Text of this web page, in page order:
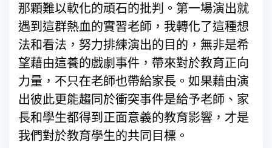
那顆難以軟化的頑石的批判。第一場演出就
遇到這群熱血的實習老師，我轉化了這種想
法和看法，努力排練演出的目的，無非是希
望藉由這養的戲劇事件，帶來對於教育正向
力量，不只在老師也帶給家長。如果藉由演
出彼此更能趨同於衝突事件是給予老師、家
長和學生都得到正面意義的教育影響，才是
我們對於教育學生的共同目標。